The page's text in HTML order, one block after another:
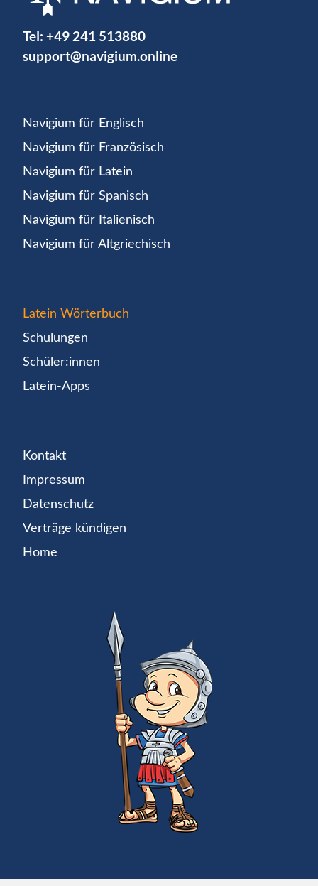
Tel: +49 241 513880
support@navigium.online
Navigium für Englisch
Navigium für Französisch
Navigium für Latein
Navigium für Spanisch
Navigium für Italienisch
Navigium für Altgriechisch
Latein Wörterbuch
Schulungen
Schüler:innen
Latein-Apps
Kontakt
Impressum
Datenschutz
Verträge kündigen
Home